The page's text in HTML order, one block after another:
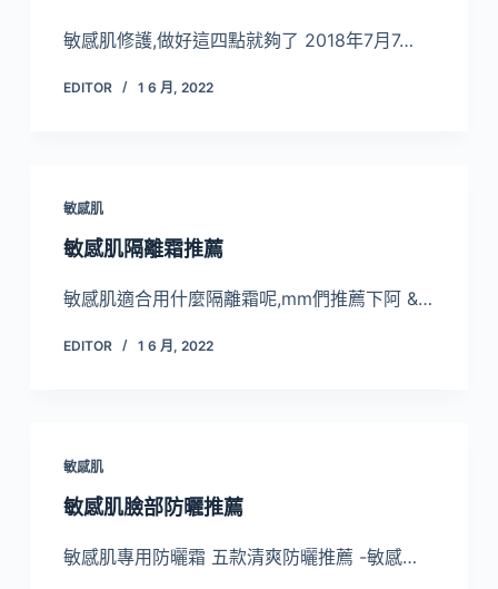
敏感肌修護,做好這四點就夠了 2018年7月7…
EDITOR 1 6 月, 2022
敏感肌
敏感肌隔離霜推薦
敏感肌適合用什麼隔離霜呢,mm們推薦下阿 &…
EDITOR 1 6 月, 2022
敏感肌
敏感肌臉部防曬推薦
敏感肌專用防曬霜 五款清爽防曬推薦 -敏感…